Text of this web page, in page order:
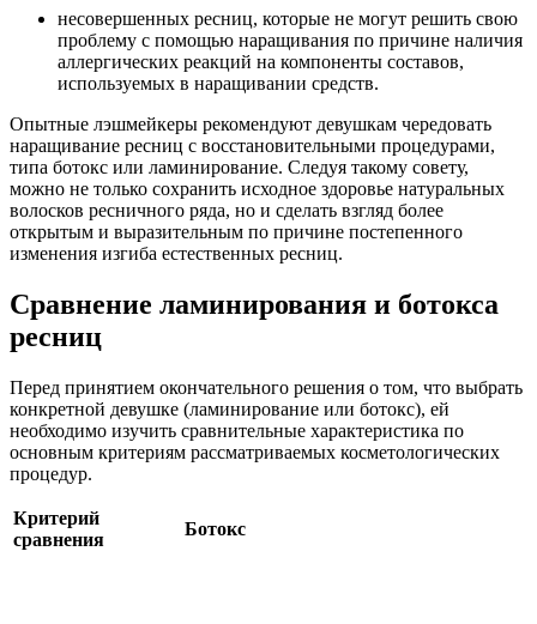
несовершенных ресниц, которые не могут решить свою
проблему с помощью наращивания по причине наличия
аллергических реакций на компоненты составов,
используемых в наращивании средств.
Опытные лэшмейкеры рекомендуют девушкам чередовать
наращивание ресниц с восстановительными процедурами,
типа ботокс или ламинирование. Следуя такому совету,
можно не только сохранить исходное здоровье натуральных
волосков ресничного ряда, но и сделать взгляд более
открытым и выразительным по причине постепенного
изменения изгиба естественных ресниц.
Сравнение ламинирования и ботокса
ресниц
Перед принятием окончательного решения о том, что выбрать
конкретной девушке (ламинирование или ботокс), ей
необходимо изучить сравнительные характеристика по
основным критериям рассматриваемых косметологических
процедур.
Критерий
сравнения
Ботокс